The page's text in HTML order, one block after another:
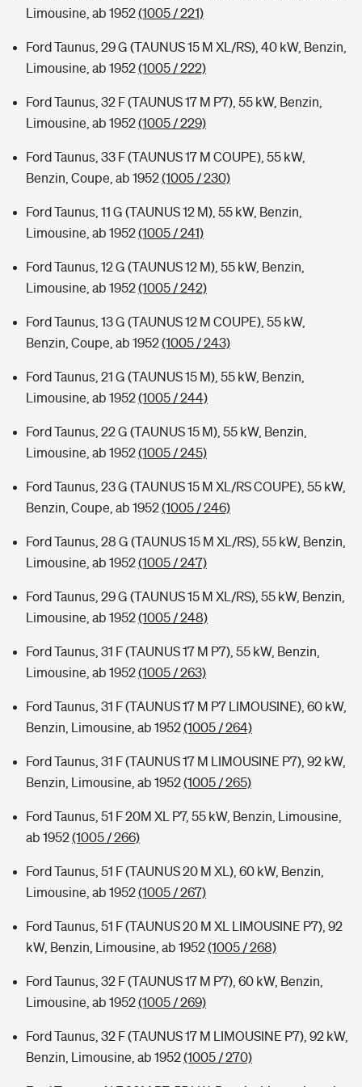
Limousine, ab 1952(1005 / 221)
Ford Taunus, 29 G (TAUNUS 15 M XL/RS), 40 kW, Benzin,
Limousine, ab 1952(1005 / 222)
Ford Taunus, 32 F (TAUNUS 17 M P7), 55 kW, Benzin,
Limousine, ab 1952(1005 / 229)
Ford Taunus, 33 F (TAUNUS 17 M COUPE), 55 kW,
Benzin, Coupe, ab 1952(1005 / 230)
Ford Taunus, 11 G (TAUNUS 12 M), 55 kW, Benzin,
Limousine, ab 1952(1005 / 241)
Ford Taunus, 12 G (TAUNUS 12 M), 55 kW, Benzin,
Limousine, ab 1952(1005 / 242)
Ford Taunus, 13 G (TAUNUS 12 M COUPE), 55 kW,
Benzin, Coupe, ab 1952(1005 / 243)
Ford Taunus, 21 G (TAUNUS 15 M), 55 kW, Benzin,
Limousine, ab 1952(1005 / 244)
Ford Taunus, 22 G (TAUNUS 15 M), 55 kW, Benzin,
Limousine, ab 1952(1005 / 245)
Ford Taunus, 23 G (TAUNUS 15 M XL/RS COUPE), 55 kW,
Benzin, Coupe, ab 1952(1005 / 246)
Ford Taunus, 28 G (TAUNUS 15 M XL/RS), 55 kW, Benzin,
Limousine, ab 1952(1005 / 247)
Ford Taunus, 29 G (TAUNUS 15 M XL/RS), 55 kW, Benzin,
Limousine, ab 1952(1005 / 248)
Ford Taunus, 31 F (TAUNUS 17 M P7), 55 kW, Benzin,
Limousine, ab 1952(1005 / 263)
Ford Taunus, 31 F (TAUNUS 17 M P7 LIMOUSINE), 60 kW,
Benzin, Limousine, ab 1952(1005 / 264)
Ford Taunus, 31 F (TAUNUS 17 M LIMOUSINE P7), 92 kW,
Benzin, Limousine, ab 1952(1005 / 265)
Ford Taunus, 51 F 20M XL P7, 55 kW, Benzin, Limousine,
ab 1952(1005 / 266)
Ford Taunus, 51 F (TAUNUS 20 M XL), 60 kW, Benzin,
Limousine, ab 1952(1005 / 267)
Ford Taunus, 51 F (TAUNUS 20 M XL LIMOUSINE P7), 92
kW, Benzin, Limousine, ab 1952(1005 / 268)
Ford Taunus, 32 F (TAUNUS 17 M P7), 60 kW, Benzin,
Limousine, ab 1952(1005 / 269)
Ford Taunus, 32 F (TAUNUS 17 M LIMOUSINE P7), 92 kW,
Benzin, Limousine, ab 1952(1005 / 270)